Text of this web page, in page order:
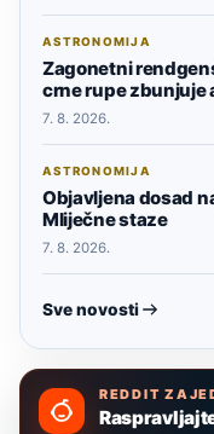
ASTRONOMIJA
Zagonetni
crne rupe zbunjuje
7. 8. 2026.
ASTRONOMIJA
Objavljena dosad
Mliječne staze
7. 8. 2026.
Sve novosti
REDDIT